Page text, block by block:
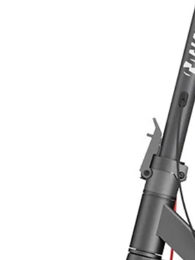
dimensioni
trasporto e i
Le opzioni di
monitoraggio
possibile
priorità per
Le
tecnici di XS,
del 97% è
Piccolo,
1 Quadro di
SEZIONATORE